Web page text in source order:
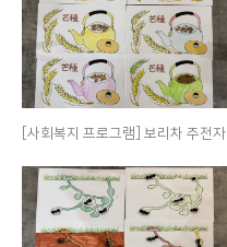
[사회복지 프로그램] 보리차 주전자